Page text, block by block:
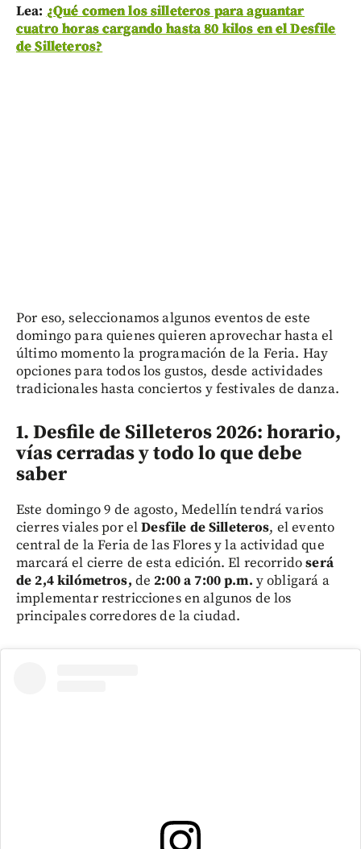
Lea: ¿Qué comen los silleteros para aguantar
cuatro horas cargando hasta 80 kilos en el Desfile
de Silleteros?
Por eso, seleccionamos algunos eventos de este
domingo para quienes quieren aprovechar hasta el
último momento la programación de la Feria. Hay
opciones para todos los gustos, desde actividades
tradicionales hasta conciertos y festivales de danza.
1. Desfile de Silleteros 2026: horario,
vías cerradas y todo lo que debe
saber
Este domingo 9 de agosto, Medellín tendrá varios
cierres viales por elDesfile de Silleteros, el evento
central de la Feria de las Flores y la actividad que
marcará el cierre de esta edición. El recorridoserá
de 2,4 kilómetros, de2:00 a 7:00 p.m. y obligará a
implementar restricciones en algunos de los
principales corredores de la ciudad.